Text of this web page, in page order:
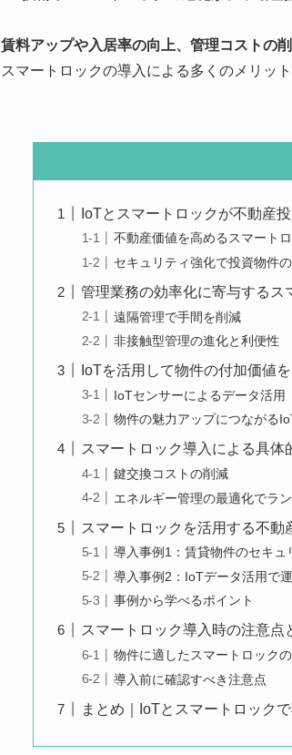
賃料アップや入居率の向上、管理コストの
スマートロックの導入による多くのメリッ
IoTとスマートロックが不動産
不動産価値を高めるスマート
セキュリティ強化で投資物件
管理業務の効率化に寄与するス
遠隔管理で手間を削減
非接触型管理の進化と利便性
IoTを活用して物件の付加価値
IoTセンサーによるデータ活用
物件の魅力アップにつながる
スマートロック導入による具体
鍵交換コストの削減
エネルギー管理の最適化でラ
スマートロックを活用する不動
導入事例1：賃貸物件のセキ
導入事例2：IoTデータ活用で
事例から学べるポイント
スマートロック導入時の注意点
物件に適したスマートロック
導入前に確認すべき注意点
まとめ｜IoTとスマートロック